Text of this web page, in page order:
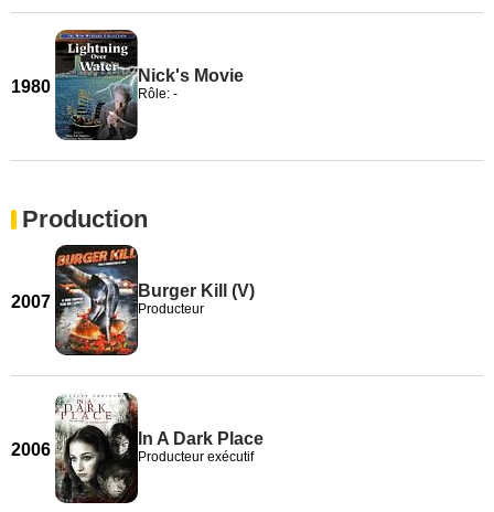
1980
Nick's Movie
Rôle: -
Production
2007
Burger Kill (V)
Producteur
2006
In A Dark Place
Producteur exécutif